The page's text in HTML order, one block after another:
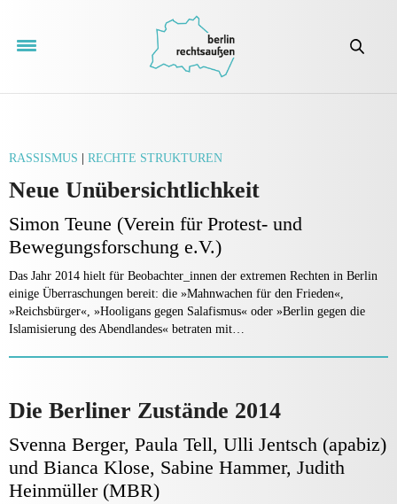
RASSISMUS RECHTE STRUKTUREN
Neue Unübersichtlichkeit
Simon Teune (Verein für Protest- und
Bewegungsforschung e.V.)
Das Jahr 2014 hielt für Beobachter_innen der extremen Rechten in Berlin
einige Überraschungen bereit: die »Mahnwachen für den Frieden«,
»Reichsbürger«, »Hooligans gegen Salafismus« oder »Berlin gegen die
Islamisierung des Abendlandes« betraten mit…
Die Berliner Zustände 2014
Svenna Berger, Paula Tell, Ulli Jentsch (apabiz)
und Bianca Klose, Sabine Hammer, Judith
Heinmüller (MBR)